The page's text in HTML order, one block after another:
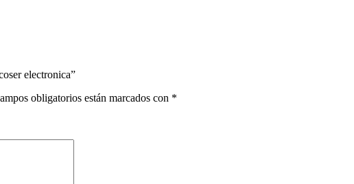
electronica”
obligatorios están marcados con *